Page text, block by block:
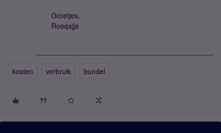
Groetjes,
Roeqajja
kosten verbruik bundel